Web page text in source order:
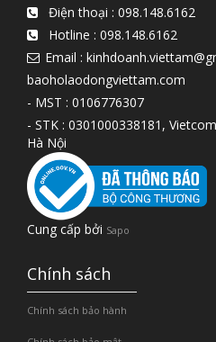
Điện thoại : 098.148.6162
Hotline : 098.148.6162
Email :
baoholaodongviettam.com
- MST : 0106776307
- STK : 0301000338181,
Hà Nội
Cung cấp bởi Sapo
Chính sách
Chính sách bảo hành